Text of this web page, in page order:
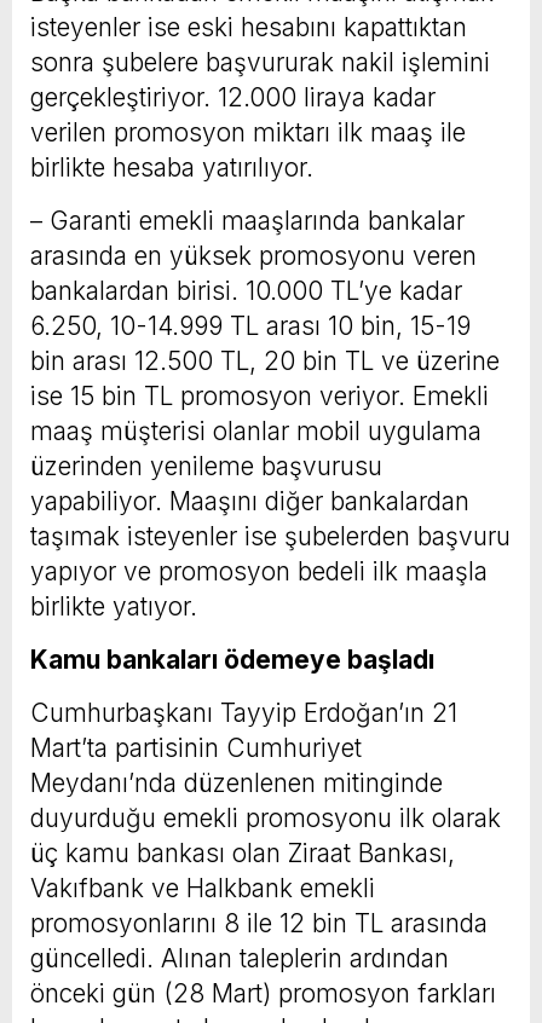
isteyenler ise eski hesabını kapattıktan
sonra şubelere başvururak nakil işlemini
gerçekleştiriyor. 12.000 liraya kadar
verilen promosyon miktarı ilk maaş ile
birlikte hesaba yatırılıyor.
– Garanti emekli maaşlarında bankalar
arasında en yüksek promosyonu veren
bankalardan birisi. 10.000 TL’ye kadar
6.250, 10-14.999 TL arası 10 bin, 15-19
bin arası 12.500 TL, 20 bin TL ve üzerine
ise 15 bin TL promosyon veriyor. Emekli
maaş müşterisi olanlar mobil uygulama
üzerinden yenileme başvurusu
yapabiliyor. Maaşını diğer bankalardan
taşımak isteyenler ise şubelerden başvuru
yapıyor ve promosyon bedeli ilk maaşla
birlikte yatıyor.
Kamu bankaları ödemeye başladı
Cumhurbaşkanı Tayyip Erdoğan’ın 21
Mart’ta partisinin Cumhuriyet
Meydanı’nda düzenlenen mitinginde
duyurduğu emekli promosyonu ilk olarak
üç kamu bankası olan Ziraat Bankası,
Vakıfbank ve Halkbank emekli
promosyonlarını 8 ile 12 bin TL arasında
güncelledi. Alınan taleplerin ardından
önceki gün (28 Mart) promosyon farkları